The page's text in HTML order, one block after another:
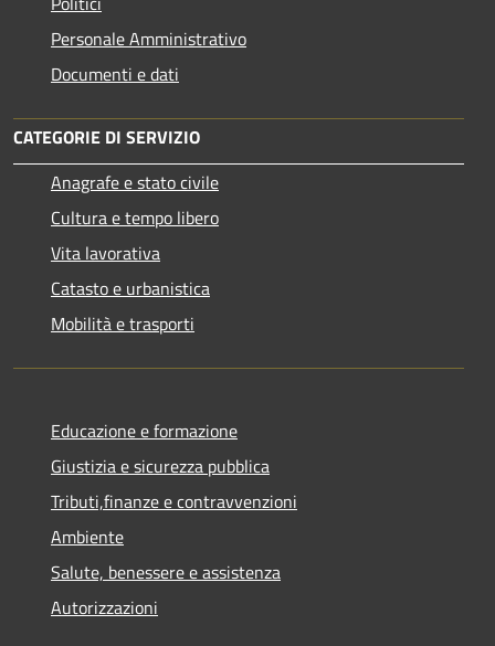
Personale Amministrativo
Documenti e dati
CATEGORIE DI SERVIZIO
Anagrafe e stato civile
Cultura e tempo libero
Vita lavorativa
Catasto e urbanistica
Mobilità e trasporti
Educazione e formazione
Giustizia e sicurezza pubblica
Tributi,finanze e contravvenzioni
Ambiente
Salute, benessere e assistenza
Autorizzazioni